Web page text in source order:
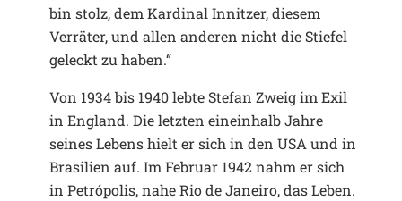
bin stolz, dem Kardinal Innitzer, diesem
Verräter, und allen anderen nicht die Stiefel
geleckt zu haben.“
Von 1934 bis 1940 lebte Stefan Zweig im Exil
in England. Die letzten eineinhalb Jahre
seines Lebens hielt er sich in den USA und in
Brasilien auf. Im Februar 1942 nahm er sich
in Petrópolis, nahe Rio de Janeiro, das Leben.